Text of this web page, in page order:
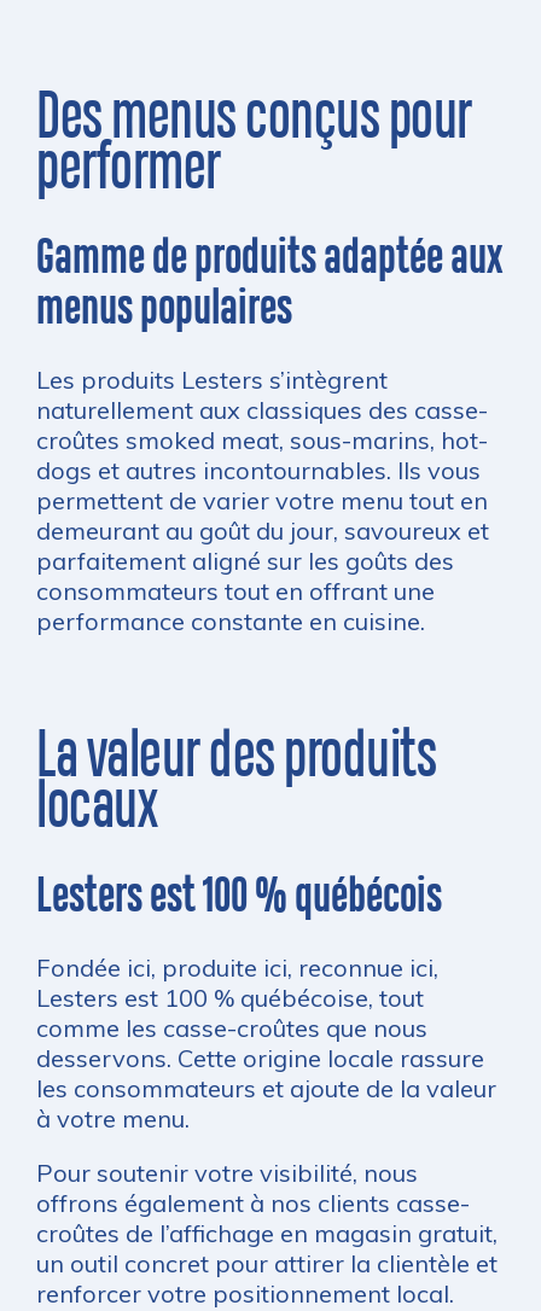
Des menus conçus pour
performer
Gamme de produits adaptée aux
menus populaires
Les produits Lesters s’intègrent
naturellement aux classiques des casse-
croûtes smoked meat, sous-marins, hot-
dogs et autres incontournables. Ils vous
permettent de varier votre menu tout en
demeurant au goût du jour, savoureux et
parfaitement aligné sur les goûts des
consommateurs tout en offrant une
performance constante en cuisine.
La valeur des produits
locaux
Lesters est 100 % québécois
Fondée ici, produite ici, reconnue ici,
Lesters est 100 % québécoise, tout
comme les casse-croûtes que nous
desservons. Cette origine locale rassure
les consommateurs et ajoute de la valeur
à votre menu.
Pour soutenir votre visibilité, nous
offrons également à nos clients casse-
croûtes de l’affichage en magasin gratuit,
un outil concret pour attirer la clientèle et
renforcer votre positionnement local.